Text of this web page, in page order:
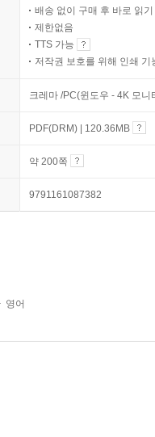
배송 없이 구매 후 바로 읽기
제한없음
TTS 가능
저작권 보호를 위해 인쇄 기
크레마 /PC(윈도우 - 4K 모
PDF(DRM) | 120.36MB
약 200쪽
9791161087382
영어